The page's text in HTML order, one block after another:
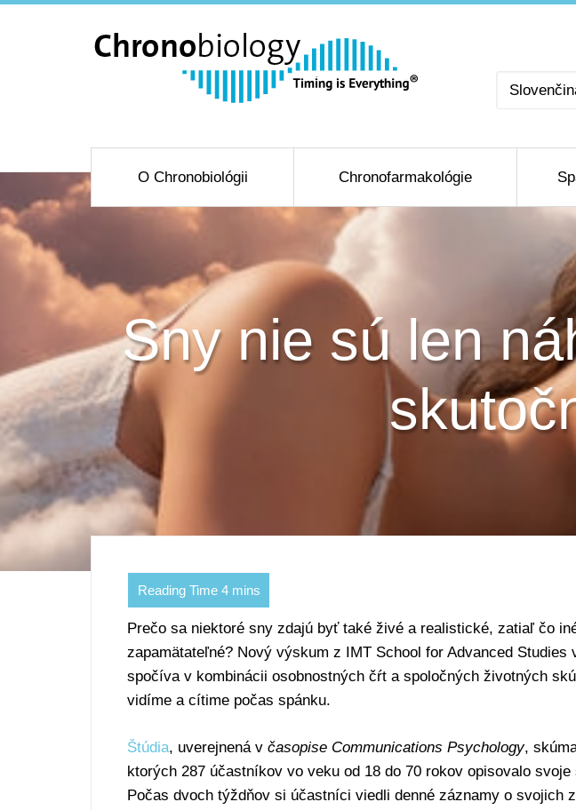
Vyberte
O Chronobiológii Chronofarmakológie
Sny nie sú len
Prečo sa niektoré sny zdajú byť také živé a realistické, zatiaľ čo
zapamätateľné? Nový výskum z IMT School for Advanced Studies
spočíva v kombinácii osobnostných čŕt a spoločných životných
vidíme a cítime počas spánku.
Štúdia, uverejnená v časopise Communications Psychology,
ktorých 287 účastníkov vo veku od 18 do 70 rokov opisovalo
Počas dvoch týždňov si účastníci viedli denné záznamy o svojich